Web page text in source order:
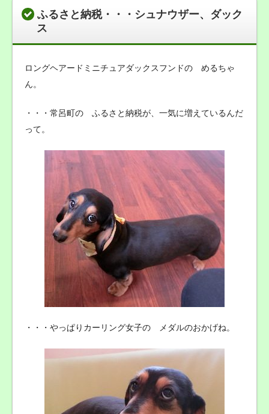
ふるさと納税・・・シュナウザー、ダック
ス
ロングヘアードミニチュアダックスフンドの めるちゃ
ん。
・・・常呂町の ふるさと納税が、一気に増えているんだ
って。
・・・やっぱりカーリング女子の メダルのおかげね。